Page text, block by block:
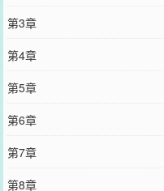
第3章
第4章
第5章
第6章
第7章
第8章